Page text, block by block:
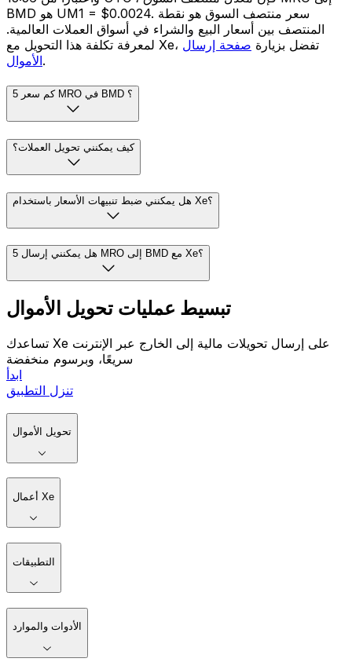
BMD هو UM1 = $0.0024. سعر منتصف السوق هو نقطة
المنتصف بين أسعار البيع والشراء في أسواق العملات العالمية.
لمعرفة تكلفة هذا التحويل مع Xe، تفضل بزيارة صفحة إرسال
الأموال.
كم سعر 5 MRO في BMD ؟
كيف يمكنني تحويل العملات؟
هل يمكنني ضبط تنبيهات الأسعار باستخدام Xe؟
هل يمكنني إرسال 5 MRO إلى BMD مع Xe؟
تبسيط عمليات تحويل الأموال
تساعدك Xe على إرسال تحويلات مالية إلى الخارج عبر الإنترنت
سريعًا، وبرسوم منخفضة
ابدأ
تنزل التطبيق
تحويل الأموال
أعمال Xe
التطبيقات
الأدوات والموارد